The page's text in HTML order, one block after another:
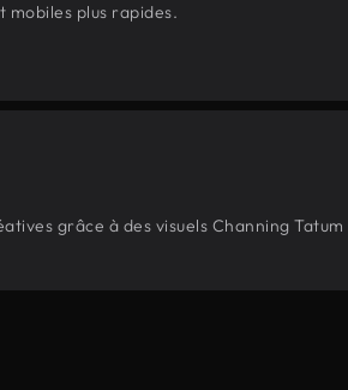
plus rapides.
grâce à des visuels Channing